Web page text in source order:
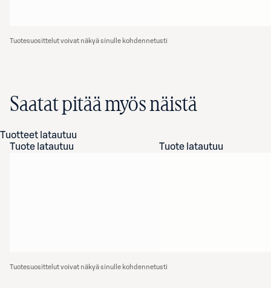
Tuotesuosittelut voivat näkyä sinulle kohdennetusti
Saatat pitää myös näistä
Tuotteet latautuu
Tuote latautuu
Tuote latautuu
Tuotesuosittelut voivat näkyä sinulle kohdennetusti